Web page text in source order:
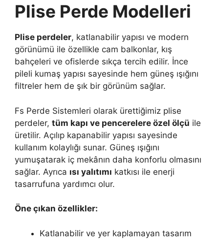
Plise Perde Modelleri
Plise perdeler, katlanabilir yapısı ve modern
görünümü ile özellikle cam balkonlar, kış
bahçeleri ve ofislerde sıkça tercih edilir. İnce
pileli kumaş yapısı sayesinde hem güneş ışığını
filtreler hem de şık bir görünüm sağlar.
Fs Perde Sistemleri olarak ürettiğimiz plise
perdeler, tüm kapı ve pencerelere özel ölçü ile
üretilir. Açılıp kapanabilir yapısı sayesinde
kullanım kolaylığı sunar. Güneş ışığını
yumuşatarak iç mekânın daha konforlu olmasını
sağlar. Ayrıca ısı yalıtımı katkısı ile enerji
tasarrufuna yardımcı olur.
Öne çıkan özellikler:
Katlanabilir ve yer kaplamayan tasarım